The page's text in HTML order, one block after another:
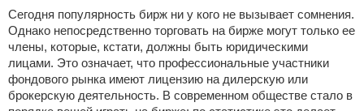
Сегодня популярность бирж ни у кого не вызывает сомнения.
Однако непосредственно торговать на бирже могут только ее
члены, которые, кстати, должны быть юридическими
лицами. Это означает, что профессиональные участники
фондового рынка имеют лицензию на дилерскую или
брокерскую деятельность. В современном обществе стало в